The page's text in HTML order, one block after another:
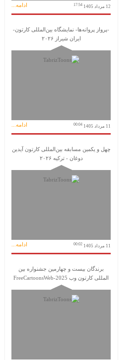
12 مرداد 1405 17:54 ادامه...
-پرواز پروانه‌ها- نمایشگاه بین‌المللی کارتون-
ایران شیراز ۲۰۲۶
11 مرداد 1405 00:04 ادامه...
چهل و یکمین مسابقه بین‌المللی کارتون آیدین
دوغان - ترکیه ۲۰۲۶
11 مرداد 1405 00:02 ادامه...
برندگان بیست و چهارمین جشنواره بین
المللی کارتون وب FreeCartoonsWeb-2025